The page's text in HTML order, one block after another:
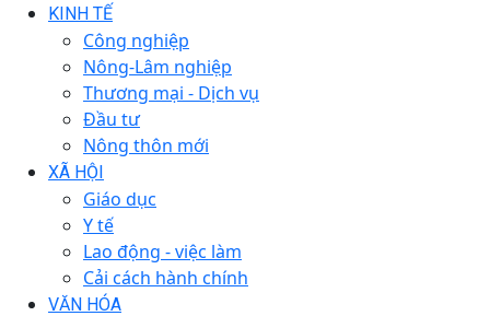
KINH TẾ
Công nghiệp
Nông-Lâm nghiệp
Thương mại - Dịch vụ
Đầu tư
Nông thôn mới
XÃ HỘI
Giáo dục
Y tế
Lao động - việc làm
Cải cách hành chính
VĂN HÓA